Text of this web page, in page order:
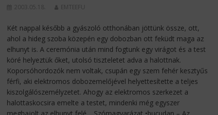
2003.05.18. EMTEEFU
Két nappal később a gyászoló otthonában jöttünk össze, ott,
ahol a hideg szoba közepén egy dobozban ott feküdt maga az
elhunyt is. A ceremónia után mind fogtunk egy virágot és a test
köré helyeztük őket, utolsó tiszteletet adva a halottnak.
Koporsóhordozók nem voltak, csupán egy szem fehér kesztyűs
férfi, aki elektromos dobozemelőjével helyettesítette a teljes
kiszolgálószemélyzetet. Ahogy az elektromos szerkezet a
halottaskocsira emelte a testet, mindenki még egyszer